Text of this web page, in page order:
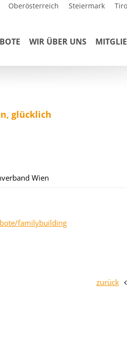
Oberösterreich Steiermark
WIR ÜBER UNS
glücklich
Wien
familybuilding
zurück